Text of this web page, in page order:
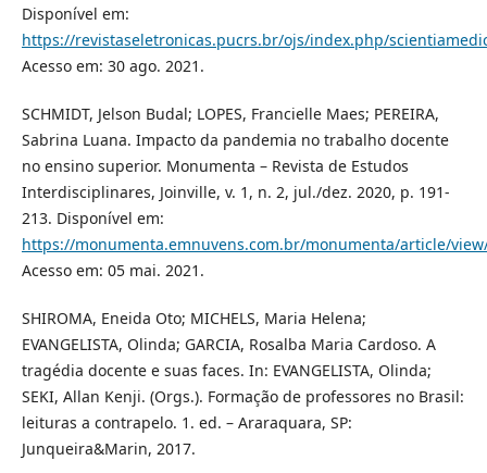
Disponível em:
https://revistaseletronicas.pucrs.br/ojs/index.php/
Acesso em: 30 ago. 2021.
SCHMIDT, Jelson Budal; LOPES, Francielle Maes; PEREIRA,
Sabrina Luana. Impacto da pandemia no trabalho docente
no ensino superior. Monumenta – Revista de Estudos
Interdisciplinares, Joinville, v. 1, n. 2, jul./dez. 2020, p. 191-
213. Disponível em:
https://monumenta.emnuvens.com.br/monumenta/article/
Acesso em: 05 mai. 2021.
SHIROMA, Eneida Oto; MICHELS, Maria Helena;
EVANGELISTA, Olinda; GARCIA, Rosalba Maria Cardoso. A
tragédia docente e suas faces. In: EVANGELISTA, Olinda;
SEKI, Allan Kenji. (Orgs.). Formação de professores no Brasil:
leituras a contrapelo. 1. ed. – Araraquara, SP:
Junqueira&Marin, 2017.